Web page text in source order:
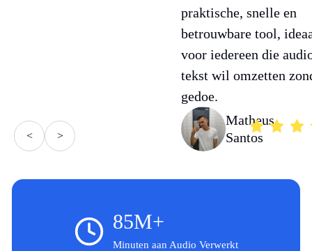
< >
praktische, snelle en
betrouwbare tool,
voor iedereen die
tekst wil omzetten
gedoe.
Matheus
Santos
85M+
Minuten aan Audio Verwerkt